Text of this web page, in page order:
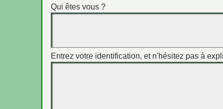
Qui êtes vous ?
Entrez votre identification, et n'hésitez pas à